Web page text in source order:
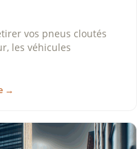
vos pneus cloutés
les véhicules
→